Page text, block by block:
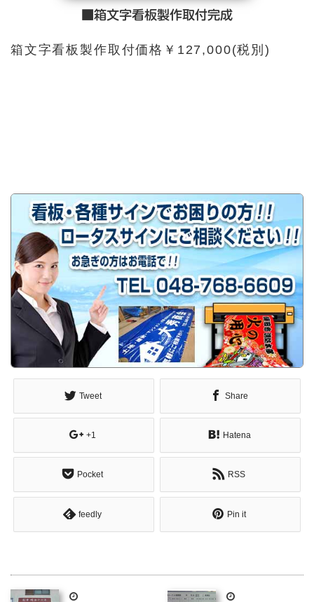
■箱文字看板製作取付完成
箱文字看板製作取付価格￥127,000(税別)
Tweet Share
+1 Hatena
Pocket RSS
feedly Pin it